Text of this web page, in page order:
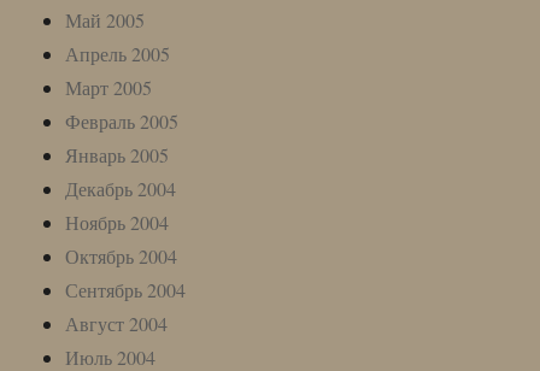
Май 2005
Апрель 2005
Март 2005
Февраль 2005
Январь 2005
Декабрь 2004
Ноябрь 2004
Октябрь 2004
Сентябрь 2004
Август 2004
Июль 2004